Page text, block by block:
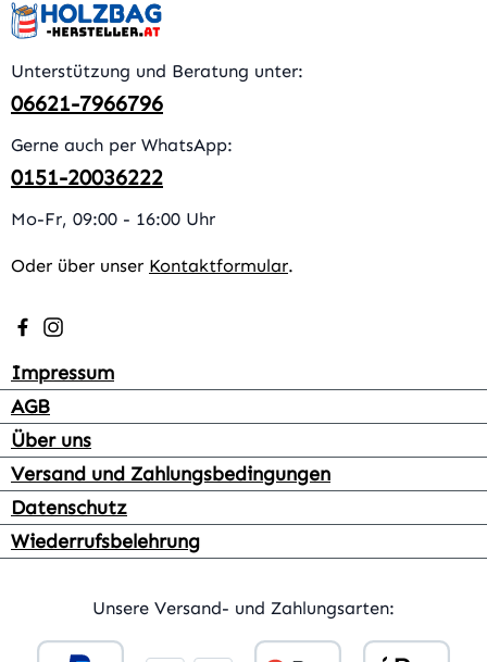
Unterstützung und Beratung unter:
06621-7966796
Gerne auch per WhatsApp:
0151-20036222
Mo-Fr, 09:00 - 16:00 Uhr
Oder über unser Kontaktformular.
Besuche uns auf Facebook – öffnet in neuem Tab
Schau auf Instagram vorbei – öffnet in neuem Tab
Impressum
AGB
Über uns
Versand und Zahlungsbedingungen
Datenschutz
Wiederrufsbelehrung
Unsere Versand- und Zahlungsarten: